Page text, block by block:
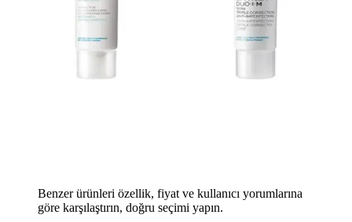
Benzer ürünleri özellik, fiyat ve kullanıcı yorumlarına
göre karşılaştırın, doğru seçimi yapın.